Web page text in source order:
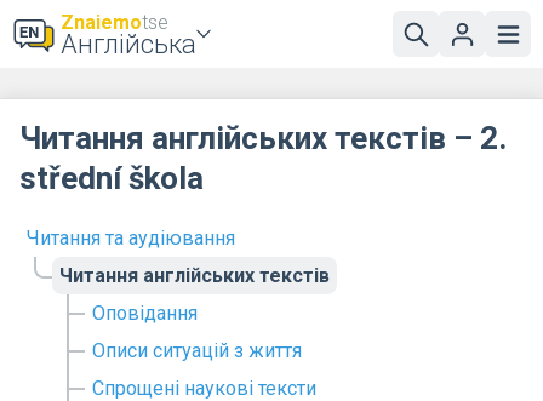
Znaiemotse
Англійська
Читання та аудіювання
Читання англійських текстів
Оповідання
Описи ситуацій з життя
Спрощені наукові тексти
Читання англійських текстів – 2.
střední škola